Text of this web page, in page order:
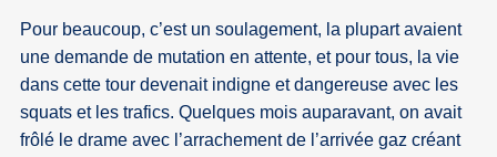
Pour beaucoup, c’est un soulagement, la plupart avaient
une demande de mutation en attente, et pour tous, la vie
dans cette tour devenait indigne et dangereuse avec les
squats et les trafics. Quelques mois auparavant, on avait
frôlé le drame avec l’arrachement de l’arrivée gaz créant